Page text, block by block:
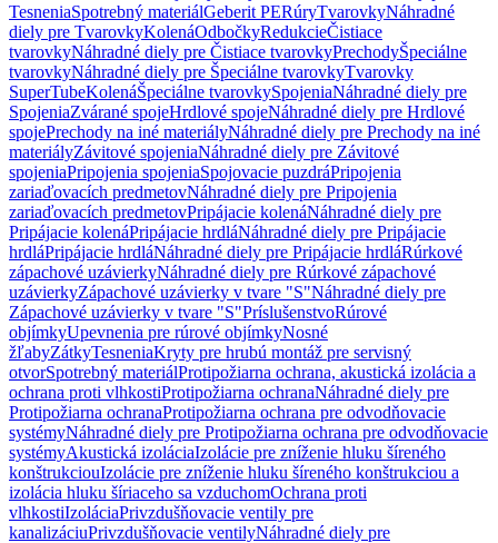
TesneniaSpotrebný materiálGeberit PERúryTvarovkyNáhradné
diely pre TvarovkyKolenáOdbočkyRedukcieČistiace
tvarovkyNáhradné diely pre Čistiace tvarovkyPrechodyŠpeciálne
tvarovkyNáhradné diely pre Špeciálne tvarovkyTvarovky
SuperTubeKolenáŠpeciálne tvarovkySpojeniaNáhradné diely pre
SpojeniaZvárané spojeHrdlové spojeNáhradné diely pre Hrdlové
spojePrechody na iné materiályNáhradné diely pre Prechody na iné
materiályZávitové spojeniaNáhradné diely pre Závitové
spojeniaPripojenia spojeniaSpojovacie puzdráPripojenia
zariaďovacích predmetovNáhradné diely pre Pripojenia
zariaďovacích predmetovPripájacie kolenáNáhradné diely pre
Pripájacie kolenáPripájacie hrdláNáhradné diely pre Pripájacie
hrdláPripájacie hrdláNáhradné diely pre Pripájacie hrdláRúrkové
zápachové uzávierkyNáhradné diely pre Rúrkové zápachové
uzávierkyZápachové uzávierky v tvare "S"Náhradné diely pre
Zápachové uzávierky v tvare "S"PríslušenstvoRúrové
objímkyUpevnenia pre rúrové objímkyNosné
žľabyZátkyTesneniaKryty pre hrubú montáž pre servisný
otvorSpotrebný materiálProtipožiarna ochrana, akustická izolácia a
ochrana proti vlhkostiProtipožiarna ochranaNáhradné diely pre
Protipožiarna ochranaProtipožiarna ochrana pre odvodňovacie
systémyNáhradné diely pre Protipožiarna ochrana pre odvodňovacie
systémyAkustická izoláciaIzolácie pre zníženie hluku šíreného
konštrukciouIzolácie pre zníženie hluku šíreného konštrukciou a
izolácia hluku šíriaceho sa vzduchomOchrana proti
vlhkostiIzoláciaPrivzdušňovacie ventily pre
kanalizáciuPrivzdušňovacie ventilyNáhradné diely pre